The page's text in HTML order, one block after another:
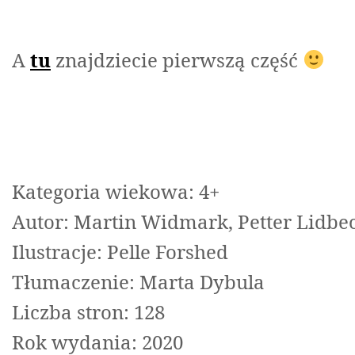
Atu znajdziecie pierwszą część
Kategoria wiekowa: 4+
Autor: Martin Widmark, Petter
Ilustracje: Pelle Forshed
Tłumaczenie: Marta Dybula
Liczba stron: 128
Rok wydania: 2020